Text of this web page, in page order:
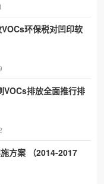
环保税对凹印软
VOCs排放全面推行排
方案 （2014-2017